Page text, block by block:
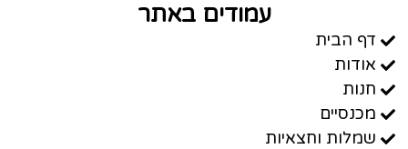
עמודים באתר
דף הבית
אודות
חנות
מכנסיים
שמלות וחצאיות